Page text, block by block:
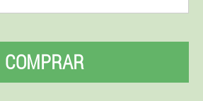
COMPRAR